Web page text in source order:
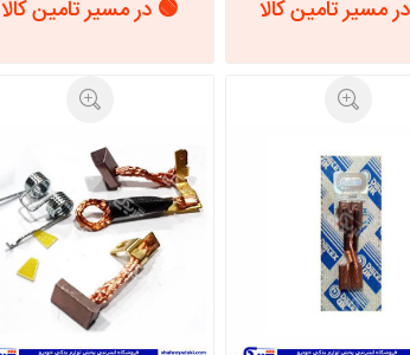
مسیر تامین کالا 🟢 در مسیر تامین کالا